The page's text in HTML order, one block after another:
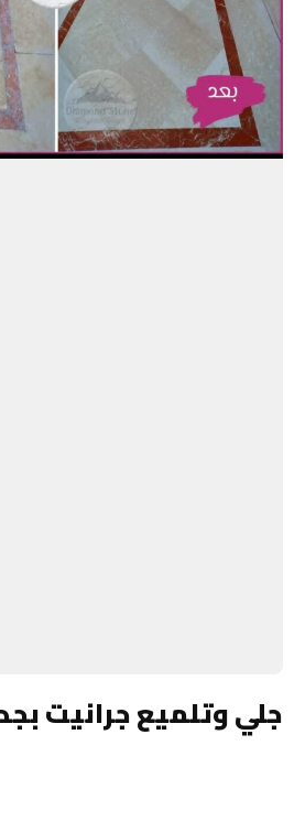
جلي وتلميع جرانيت بجدة